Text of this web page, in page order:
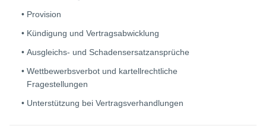
Provision
Kündigung und Vertragsabwicklung
Ausgleichs- und Schadensersatzansprüche
Wettbewerbsverbot und kartellrechtliche
Fragestellungen
Unterstützung bei Vertragsverhandlungen